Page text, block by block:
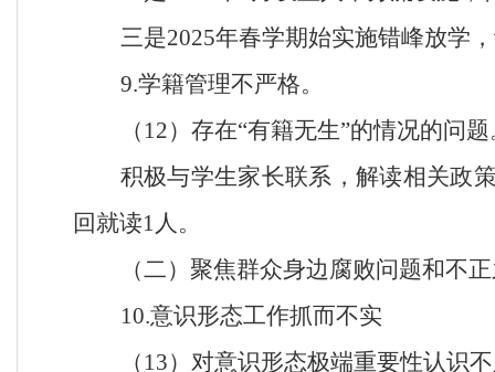
三是2025年春学期始实施错峰放学
9.学籍管理不严格。
（ 12）存在“有籍无生”的情况的问题
积极与学生家长联系，解读相关政
回就读1人。
（二）聚焦群众身边腐败问题和不
10.意识形态工作抓而不实
（ 13）对意识形态极端重要性认识